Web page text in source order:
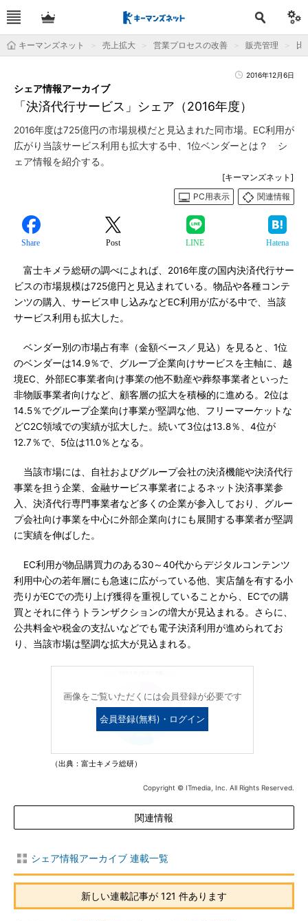
キーマンズネット 売上拡大 営業プロセスの改善 販売管理 比
2016年12月6日
「決済代行サービス」シェア（2016年度）
シェア情報アーカイブ
2016年度は725億円の市場規模だと見込まれた同市場。EC利用が
広がり当該サービス利用も拡大する中、1位ベンダーとは？ シ
ェア情報を紹介する。
[キーマンズネット]
PC用表示
関連情報
Share Post LINE Hatena
富士キメラ総研の調べによれば、2016年度の国内決済代行サー
ビスの市場規模は725億円と見込まれている。物品や各種コンテ
ンツの購入、サービス申し込みなどEC利用が広がる中で、当該
サービス利用も拡大した。
ベンダー別の市場占有率（金額ベース／見込）を見ると、1位
のベンダーは14.9％で、グループ企業向けサービスを主軸に、越
境EC、外部EC事業者向け事業の他不動産や葬祭事業者といった
非物販事業者向けなど、顧客層の拡大を積極的に進める。2位は
14.5％でグループ企業向け事業が堅調な他、フリーマーケットな
どC2C領域での実績が拡大した。続いて3位は13.8％、4位が
12.7％で、5位は11.0％となる。
当該市場には、自社およびグループ会社の決済機能や決済代行
事業を担う企業、金融サービス事業者によるネット決済事業参
入、決済代行専門事業者など多くの企業が参入しており、グルー
プ会社向け事業を中心に外部企業向けにも展開する事業者が堅調
に実績を伸ばした。
EC利用が物品購買力のある30～40代からデジタルコンテンツ
利用中心の若年層にも急速に広がっている他、実店舗を有する小
売りがECでの売り上げ獲得を重視していることから、ECでの購
買とそれに伴うトランザクションの増大が見込まれる。さらに、
公共料金や税金の支払いなどでも電子決済利用が進められてお
り、当該市場は堅調な拡大が見込まれる。
画像をご覧いただくには会員登録が必要です
会員登録(無料)・ログイン
（出典：富士キメラ総研）
Copyright © ITmedia, Inc. All Rights Reserved.
関連情報
シェア情報アーカイブ 連載一覧
新しい連載記事が 121 件あります